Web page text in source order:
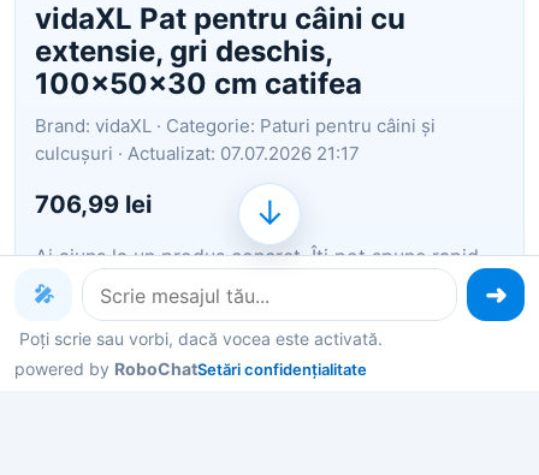
vidaXL Pat pentru câini cu
extensie, gri deschis,
100x50x30 cm catifea
Brand: vidaXL · Categorie: Paturi pentru câini și
culcușuri · Actualizat: 07.07.2026 21:17
706,99 lei
Ai ajuns la un produs concret. Îți pot spune rapid
dacă merită, ce avantaje are și ce alternative
similare găsești mai ușor.
Pe scurt: Oferiți prietenului dvs. blănos un loc cald
🎤
Poți scrie sau vorbi, dacă vocea este activată.
powered by RoboChatSetări confidențialitate
↓